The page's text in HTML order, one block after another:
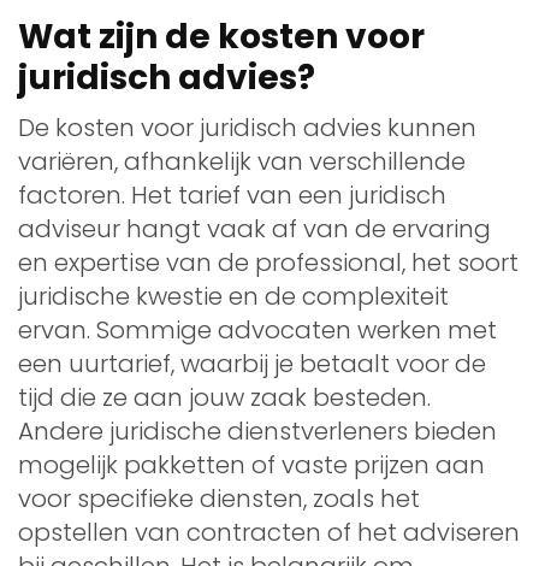
Wat zijn de kosten voor
juridisch advies?
De kosten voor juridisch advies kunnen
variëren, afhankelijk van verschillende
factoren. Het tarief van een juridisch
adviseur hangt vaak af van de ervaring
en expertise van de professional, het soort
juridische kwestie en de complexiteit
ervan. Sommige advocaten werken met
een uurtarief, waarbij je betaalt voor de
tijd die ze aan jouw zaak besteden.
Andere juridische dienstverleners bieden
mogelijk pakketten of vaste prijzen aan
voor specifieke diensten, zoals het
opstellen van contracten of het adviseren